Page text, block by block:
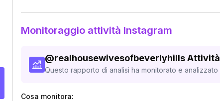
Monitoraggio attività Instagram
@realhousewivesofbeverlyhills
Questo rapporto di analisi ha monitorato e
Cosa monitora: